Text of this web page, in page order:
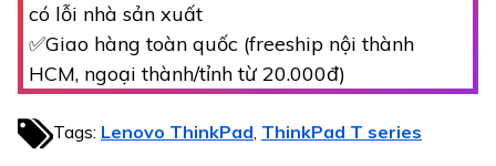
có lỗi nhà sản xuất
✅Giao hàng toàn quốc (freeship nội thành
HCM, ngoại thành/tỉnh từ 20.000đ)
Tags: Lenovo ThinkPad ThinkPad T series